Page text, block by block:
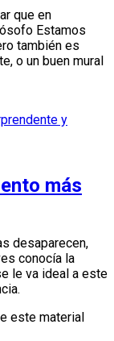
que en
Estamos
también es
o un buen mural
más
desaparecen,
conocía la
le va ideal a este
este material